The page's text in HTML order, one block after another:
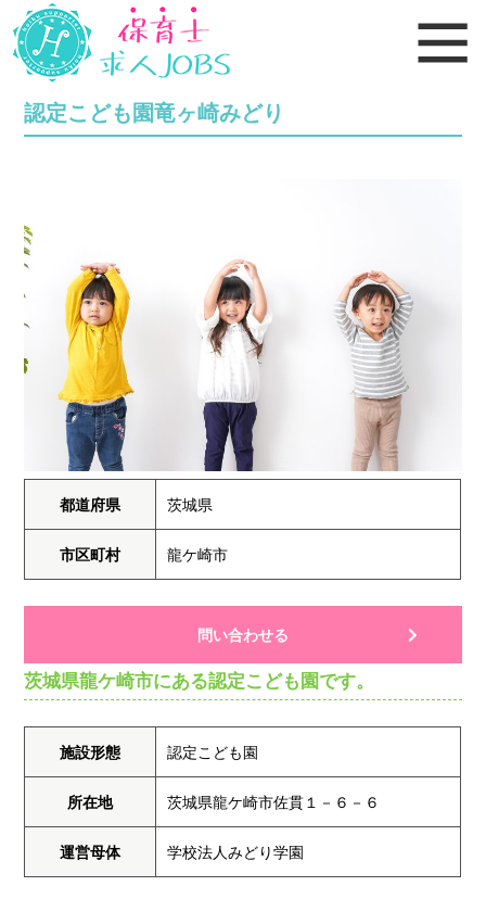
認定こども園竜ヶ崎みどり
都道府県 茨城県
市区町村 龍ケ崎市
問い合わせる
茨城県龍ケ崎市にある認定こども園です。
施設形態 認定こども園
所在地 茨城県龍ケ崎市佐貫１－６－６
運営母体 学校法人みどり学園